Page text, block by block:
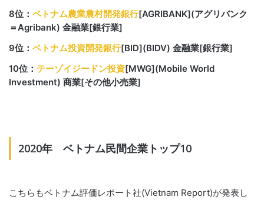
8位： ベトナム農業農村開発銀行[AGRIBANK](アグリバンク
＝Agribank) 金融業[銀行業]
9位： ベトナム投資開発銀行[BID](BIDV) 金融業[銀行業]
10位： テーゾイジードン投資[MWG](Mobile World
Investment) 商業[その他小売業]
2020年 ベトナム民間企業トップ10
こちらもベトナム評価レポート社(Vietnam Report)が発表し